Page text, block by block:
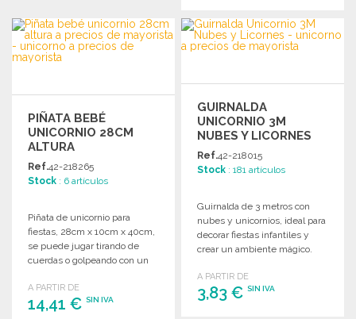
Solicitar un presupuesto
PEDIR
Solicitar un presupuesto
PIÑATA BEBÉ
UNICORNIO 28CM
ALTURA
Ref.42-218265
Stock : 6 artículos
Piñata de unicornio para
fiestas, 28cm x 10cm x 40cm,
se puede jugar tirando de
cuerdas o golpeando con un
A PARTIR DE
14,41 € SIN IVA
GUIRNALDA
UNICORNIO 3M
NUBES Y LICORNES
Ref.42-218015
Stock : 181 artículos
Guirnalda de 3 metros con
nubes y unicornios, ideal para
decorar fiestas infantiles y
crear un ambiente mágico.
A PARTIR DE
3,83 €SIN IVA